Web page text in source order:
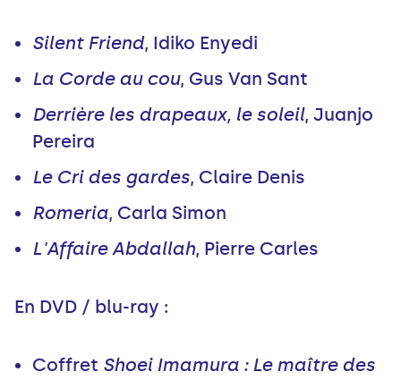
Silent Friend, Idiko Enyedi
La Corde au cou, Gus Van Sant
Derrière les drapeaux, le soleil, Juanjo
Pereira
Le Cri des gardes, Claire Denis
Romeria, Carla Simon
L'Affaire Abdallah, Pierre Carles
En DVD / blu-ray :
Coffret Shoei Imamura : Le maître des